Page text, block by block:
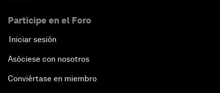
Participe en el Foro
Iniciar sesión
Asóciese con nosotros
Conviértase en miembro